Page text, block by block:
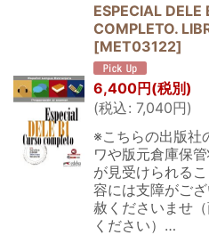
ESPECIAL DELE
COMPLETO.
[MET03122]
6,400円 (税別)
(税込: 7,040円)
※こちらの出版社
ワや版元倉庫保
が見受けられる
容には支障がご
赦くださいませ
ください）…